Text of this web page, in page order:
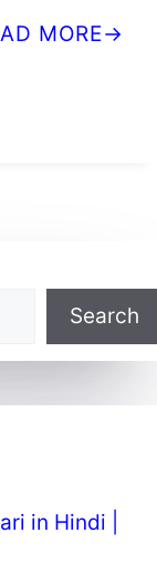
MORE
Search
in Hindi |